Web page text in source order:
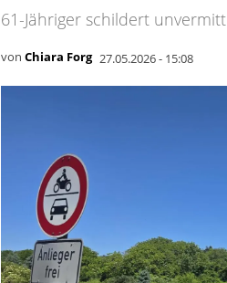
61-Jähriger schildert
von Chiara Forg 27.05.2026 - 15:08